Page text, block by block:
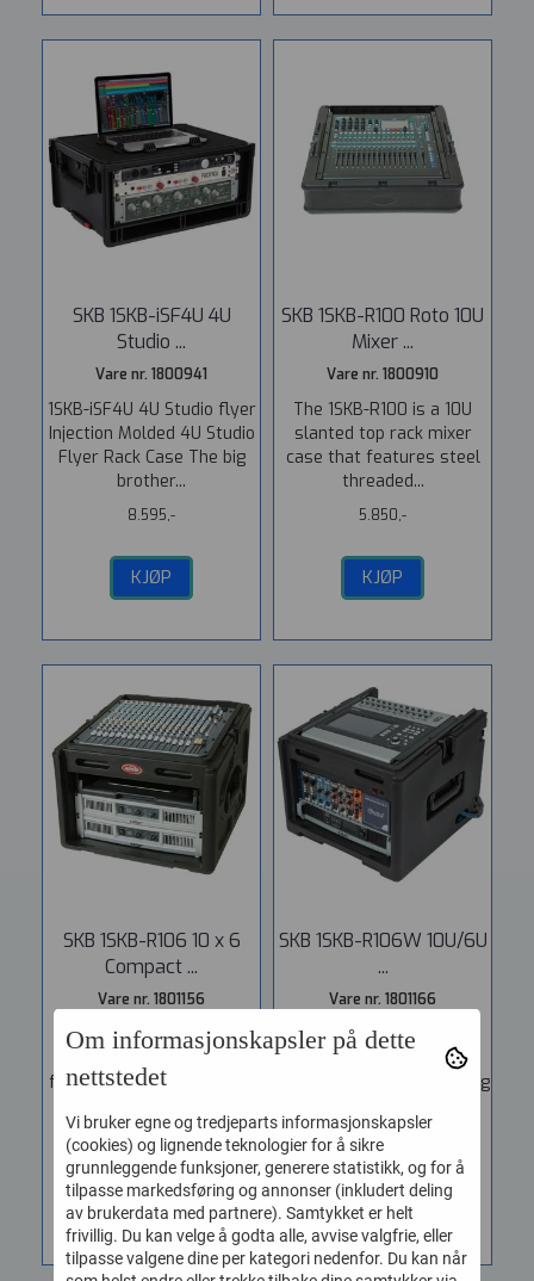
SKB 1SKB-iSF4U 4U
Studio ...
Vare nr. 1800941
1SKB-iSF4U 4U Studio flyer
Injection Molded 4U Studio
Flyer Rack Case The big
brother...
8.595,-
KJØP
SKB 1SKB-R100 Roto 10U
Mixer ...
Vare nr. 1800910
The 1SKB-R100 is a 10U
slanted top rack mixer
case that features steel
threaded...
5.850,-
KJØP
SKB 1SKB-R106 10 x 6
Compact ...
Vare nr. 1801156
SKB Cases 1SKB-R106 10
Unit på toppen og 6 Unit
frontmontering. The 1SKB-
8.150,-
KJØP
SKB 1SKB-R106W 10U/6U
...
Vare nr. 1801166
SKB Cases 1SKB-R106W
10U/6U RotoRack SKB-
R106W Rolling Compact Rig
10.295,-
KJØP
Om informasjonskapsler på dette
nettstedet
Vi bruker egne og tredjeparts informasjonskapsler
(cookies) og lignende teknologier for å sikre
grunnleggende funksjoner, generere statistikk, og for å
tilpasse markedsføring og annonser (inkludert deling
av brukerdata med partnere). Samtykket er helt
frivillig. Du kan velge å godta alle, avvise valgfrie, eller
tilpasse valgene dine per kategori nedenfor. Du kan når